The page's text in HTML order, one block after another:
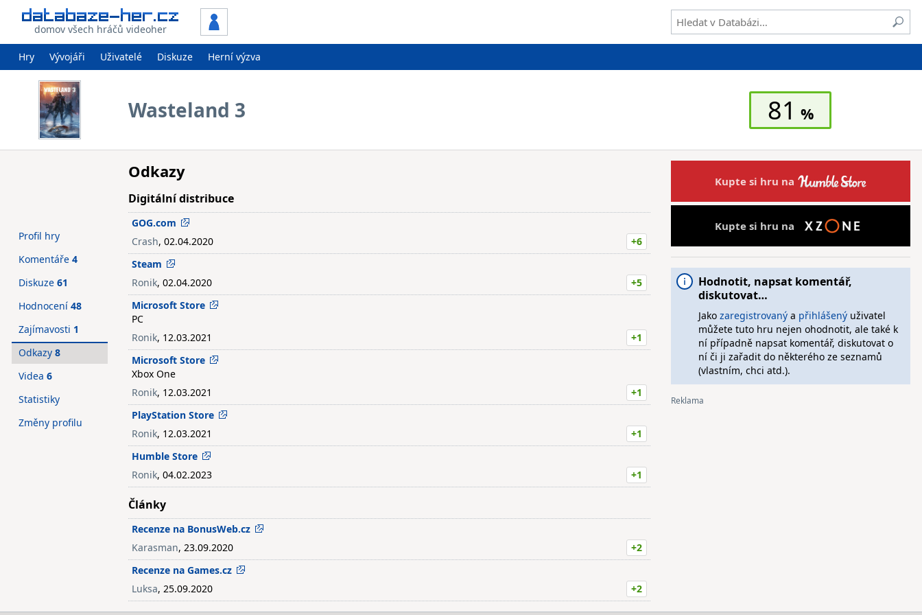
domov všech hráčů videoher
Hry Vývojáři Uživatelé Diskuze Herní výzva
Wasteland 3 81
Odkazy
Digitální distribuce
GOG.com
Crash, 02.04.2020
+6
Steam
Ronik, 02.04.2020
+5
Microsoft Store
PC
Ronik, 12.03.2021
+1
Microsoft Store
Xbox One
Ronik, 12.03.2021
+1
PlayStation Store
Ronik, 12.03.2021
+1
Humble Store
Ronik, 04.02.2023 +1
Články
Recenze na BonusWeb.cz
Karasman, 23.09.2020
+2
Recenze na Games.cz
Luksa, 25.09.2020 +2
Profil hry
Komentáře 4
Diskuze 61
Hodnocení 48
Zajímavosti 1
Odkazy 8
Videa 6
Statistiky
Změny profilu
Kupte si hru na
Kupte si hru na
Hodnotit, napsat komentář,
diskutovat…
Jako zaregistrovanýa přihlášenýuživatel
můžete tuto hru nejen ohodnotit, ale také k
ní případně napsat komentář, diskutovat o
ní či ji zařadit do některého ze seznamů
(vlastním, chci atd.).